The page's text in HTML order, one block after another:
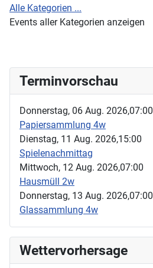
Alle Kategorien ...
Events aller Kategorien anzeigen
Terminvorschau
Donnerstag, 06 Aug. 2026,07:00
Papiersammlung 4w
Dienstag, 11 Aug. 2026,15:00
Spielenachmittag
Mittwoch, 12 Aug. 2026,07:00
Hausmüll 2w
Donnerstag, 13 Aug. 2026,07:00
Glassammlung 4w
Wettervorhersage